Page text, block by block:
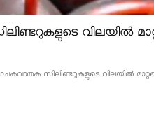
വിലയിൽ
സിലിണ്ടറുകളുടെ വിലയിൽ